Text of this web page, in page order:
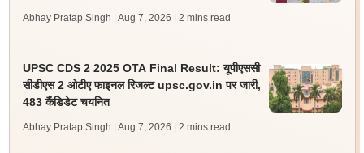
Abhay Pratap Singh | Aug 7, 2026 | 2 mins read
UPSC CDS 2 2025 OTA Final Result: यूपीएससी
सीडीएस 2 ओटीए फाइनल रिजल्ट upsc.gov.in पर जारी,
483 कैंडिडेट चयनित
Abhay Pratap Singh | Aug 7, 2026 | 2 mins read